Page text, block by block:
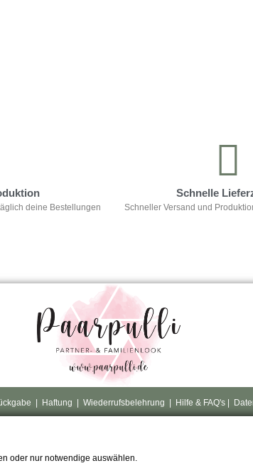
deine Bestellungen
Schnelle
Schneller Versand und
Haftung Wiederrufsbelehrung Hilfe & FAQ's|
oder nur notwendige auswählen.